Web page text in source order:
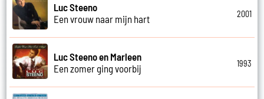
Luc Steeno
Een vrouw naar mijn hart
2001
Luc Steeno en Marleen
Een zomer ging voorbij
1993